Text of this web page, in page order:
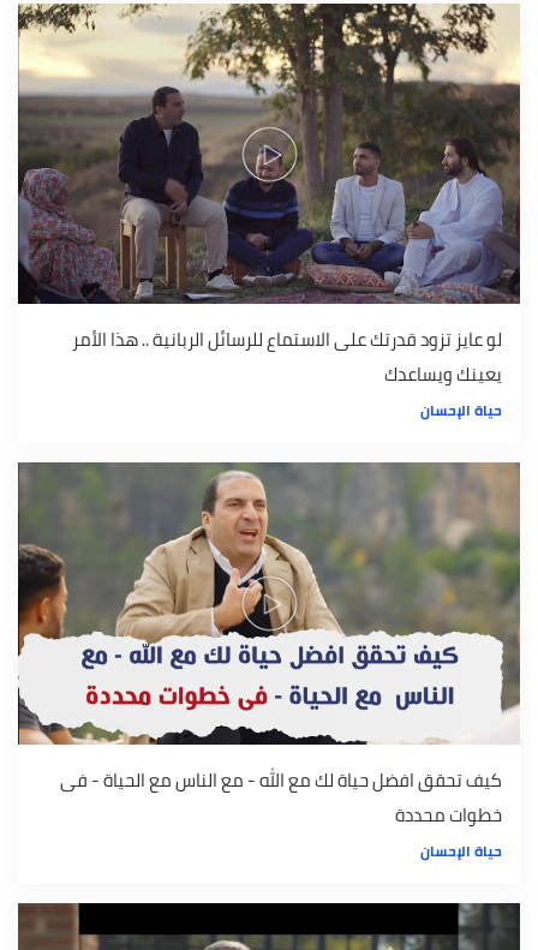
لو عايز تزود قدرتك على الاستماع للرسائل الربانية .. هذا الأمر
يعينك ويساعدك
حياة الإحسان
كيف تحقق افضل حياة لك مع الله - مع الناس مع الحياة - فى
خطوات محددة
حياة الإحسان